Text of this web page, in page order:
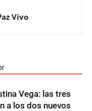
Vivo
Vega: las tres
a los dos nuevos